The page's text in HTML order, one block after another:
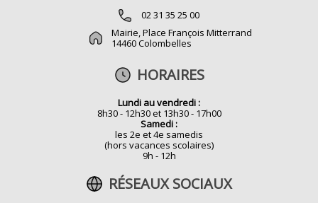
02 31 35 25 00
Mairie, Place François Mitterrand
14460 Colombelles
HORAIRES
Lundi au vendredi :
8h30 - 12h30 et 13h30 - 17h00
Samedi :
les 2e et 4e samedis
(hors vacances scolaires)
9h - 12h
RÉSEAUX SOCIAUX